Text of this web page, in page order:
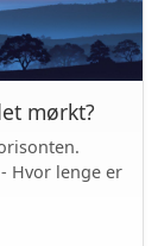
mørkt?
Hvor lenge er